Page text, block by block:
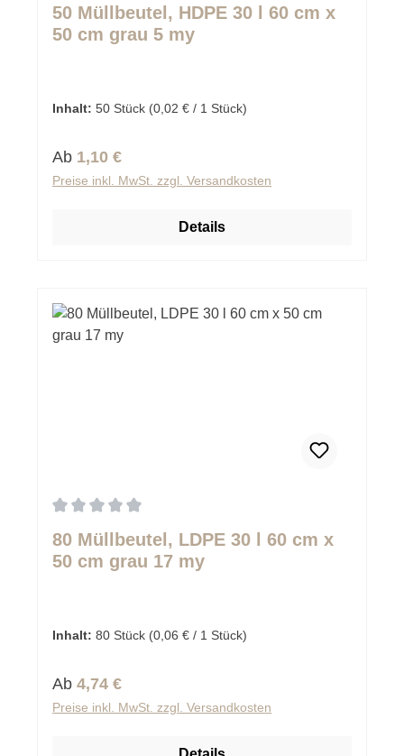
50 Müllbeutel, HDPE 30 l 60 cm x
50 cm grau 5 my
Inhalt: 50 Stück (0,02 € / 1 Stück)
Regulärer Preis:
Ab 1,10 €
Preise inkl. MwSt. zzgl. Versandkosten
Details
80 Müllbeutel, LDPE 30 l 60 cm x
50 cm grau 17 my
Inhalt: 80 Stück (0,06 € / 1 Stück)
Regulärer Preis:
Ab 4,74 €
Preise inkl. MwSt. zzgl. Versandkosten